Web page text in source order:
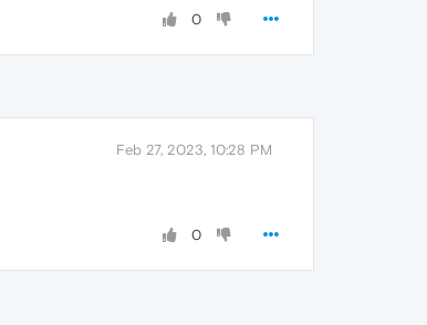
0
Feb 27, 2023, 10:28 PM
0